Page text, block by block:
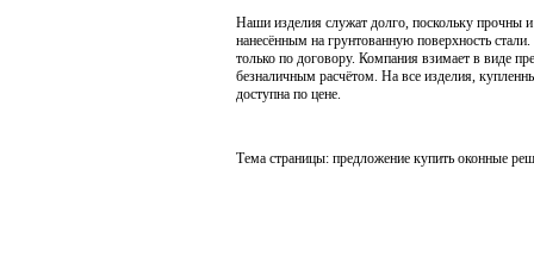
Наши изделия служат долго, поскольку
нанесённым на грунтованную поверхность
только по договору. Компания взимает в виде
безналичным расчётом. На все изделия,
доступна по цене.
Тема страницы: предложение купить оконные